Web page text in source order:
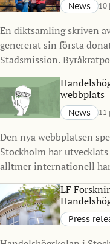
News 10
En diktsamling skriven
genererat sin första
Stadsmission.
Management Program
under det senaste
och kreativitet kan göra
webbplats
News 11
Den nya webbplatsen
Stockholm har
alltmer internationell
gemenskap ville vi
representerar vilka vi är
LF
Press